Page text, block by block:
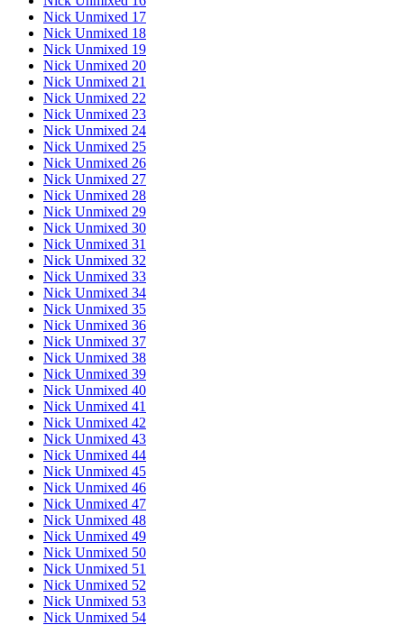
Nick Unmixed 17
Nick Unmixed 18
Nick Unmixed 19
Nick Unmixed 20
Nick Unmixed 21
Nick Unmixed 22
Nick Unmixed 23
Nick Unmixed 24
Nick Unmixed 25
Nick Unmixed 26
Nick Unmixed 27
Nick Unmixed 28
Nick Unmixed 29
Nick Unmixed 30
Nick Unmixed 31
Nick Unmixed 32
Nick Unmixed 33
Nick Unmixed 34
Nick Unmixed 35
Nick Unmixed 36
Nick Unmixed 37
Nick Unmixed 38
Nick Unmixed 39
Nick Unmixed 40
Nick Unmixed 41
Nick Unmixed 42
Nick Unmixed 43
Nick Unmixed 44
Nick Unmixed 45
Nick Unmixed 46
Nick Unmixed 47
Nick Unmixed 48
Nick Unmixed 49
Nick Unmixed 50
Nick Unmixed 51
Nick Unmixed 52
Nick Unmixed 53
Nick Unmixed 54